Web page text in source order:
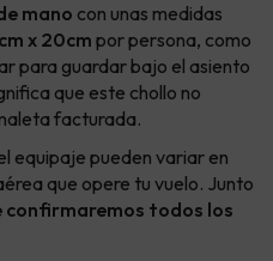
mano con unas medidas
x 20cmpor persona, como
para guardar bajo el asiento
que este chollo no
facturada.
equipaje pueden variar en
que opere tu vuelo. Junto
todos los